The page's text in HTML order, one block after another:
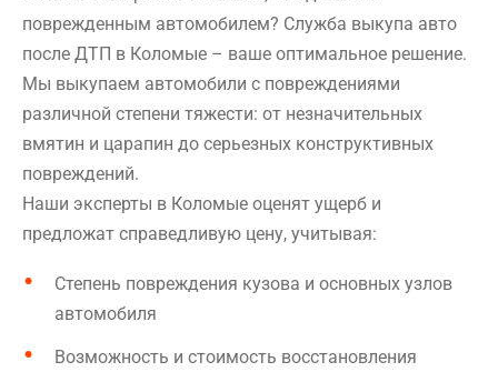
поврежденным автомобилем? Служба выкупа авто
после ДТП в Коломые – ваше оптимальное решение.
Мы выкупаем автомобили с повреждениями
различной степени тяжести: от незначительных
вмятин и царапин до серьезных конструктивных
повреждений.
Наши эксперты в Коломые оценят ущерб и
предложат справедливую цену, учитывая:
Степень повреждения кузова и основных узлов
автомобиля
Возможность и стоимость восстановления